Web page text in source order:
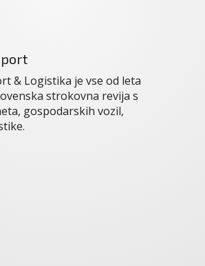
& Logistika je vse od leta
strokovna revija s
gospodarskih vozil,